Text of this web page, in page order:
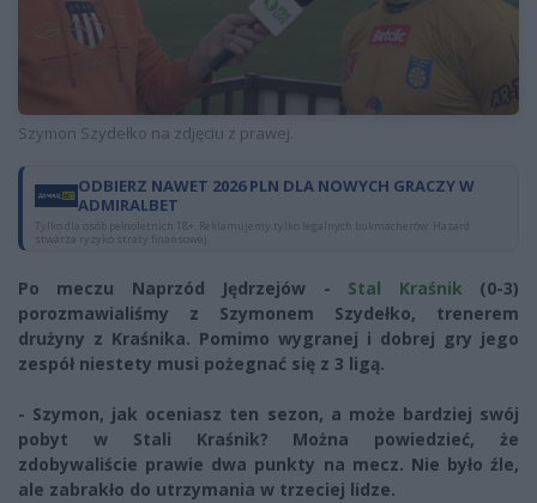
Szymon Szydełko na zdjęciu z prawej.
ODBIERZ NAWET 2026 PLN DLA NOWYCH GRACZY W
ADMIRALBET
Tylko dla osób pełnoletnich 18+. Reklamujemy tylko legalnych bukmacherów. Hazard
stwarza ryzyko straty finansowej.
Po meczu Naprzód Jędrzejów - Stal Kraśnik (0-3)
porozmawialiśmy z Szymonem Szydełko, trenerem
drużyny z Kraśnika. Pomimo wygranej i dobrej gry jego
zespół niestety musi pożegnać się z 3 ligą.
- Szymon, jak oceniasz ten sezon, a może bardziej swój
pobyt w Stali Kraśnik? Można powiedzieć, że
zdobywaliście prawie dwa punkty na mecz. Nie było źle,
ale zabrakło do utrzymania w trzeciej lidze.